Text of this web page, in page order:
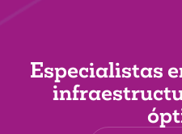
Especialistas